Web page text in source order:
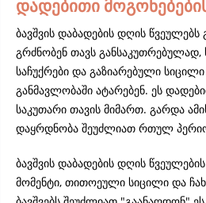
დადებითი
ბავშვის დაბადების დღის
გრძნობენ თავს
საჩუქრები და გაზიარებული
განმავლობაში ატარებენ. ეს
საკუთარი თავის მიმართ. გარდა
დაყრდნობა შეუძლიათ რთულ
ბავშვის დაბადების დღის
მომენტი, თითოეული სიცილი და